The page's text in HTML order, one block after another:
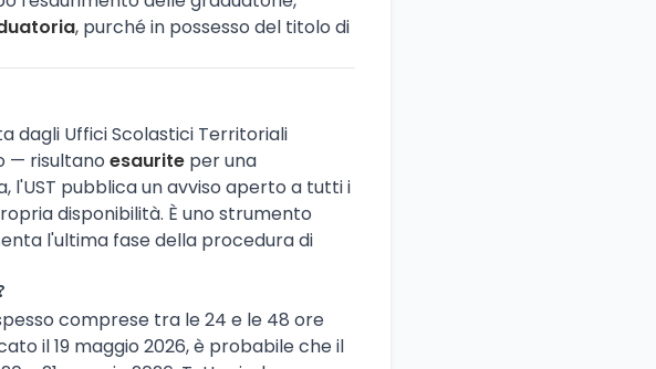
, purché in possesso del titolo di
dagli Uffici Scolastici Territoriali
— risultano esaurite per una
pubblica un avviso aperto a tutti i
disponibilità. È uno strumento
l'ultima fase della procedura di
comprese tra le 24 e le 48 ore
il 19 maggio 2026, è probabile che il